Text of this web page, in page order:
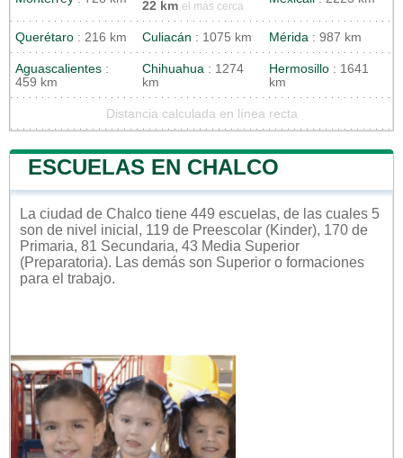
22 km el más cerca
Querétaro : 216 km Culiacán : 1075 km Mérida : 987 km
Aguascalientes :
459 km
Chihuahua : 1274
km
Hermosillo : 1641
km
Distancia calculada en línea recta
ESCUELAS EN CHALCO
La ciudad de Chalco tiene 449 escuelas, de las cuales 5
son de nivel inicial, 119 de Preescolar (Kinder), 170 de
Primaria, 81 Secundaria, 43 Media Superior
(Preparatoria). Las demás son Superior o formaciones
para el trabajo.